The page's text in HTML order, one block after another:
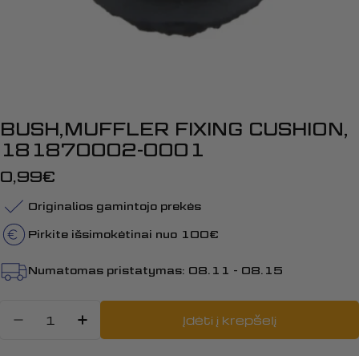
BUSH,MUFFLER FIXING CUSHION,
181870002-0001
Įprasta
kaina
0,99€
Originalios gamintojo prekės
Pirkite išsimokėtinai nuo 100€
Numatomas pristatymas: 08.11 - 08.15
Sumažinti kiekį: BUSH,MUFFLER
Padidinti BUSH,MUFFLER
Įdėti į krepšelį